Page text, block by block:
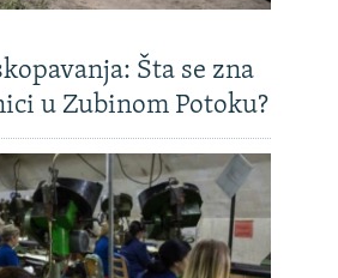
Šta se zna
u Zubinom Potoku?